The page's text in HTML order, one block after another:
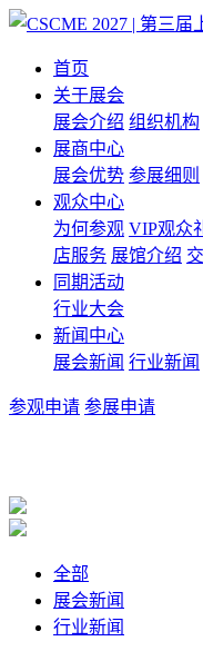
首页
关于展会
展会介绍 组织机构
展商中心
展会优势 参展细则
观众中心
为何参观 VIP观众
店服务 展馆介绍
同期活动
行业大会
新闻中心
展会新闻 行业新闻
参观申请 参展申请
全部
展会新闻
行业新闻